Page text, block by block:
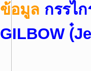
ข้อมูล กรรไ
GILBOW (๋